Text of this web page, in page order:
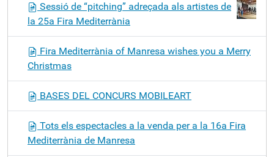
Sessió de “pitching” adreçada als artistes de
la 25a Fira Mediterrània
Fira Mediterrània of Manresa wishes you a Merry
Christmas
BASES DEL CONCURS MOBILEART
Tots els espectacles a la venda per a la 16a Fira
Mediterrània de Manresa